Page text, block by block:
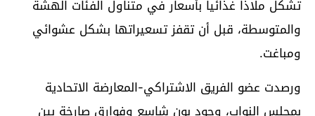
تشكل ملاذا غذائيا بأسعار في متناول الفئات الهشة
والمتوسطة، قبل أن تقفز تسعيراتها بشكل عشوائي
ومباغت.
ورصدت عضو الفريق الاشتراكي-المعارضة الاتحادية
بمجلس النواب، وجود بون شاسع وفوارق صارخة بين